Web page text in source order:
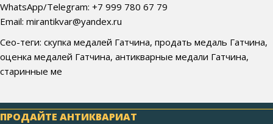
WhatsApp/Telegram: +7 999 780 67 79
Email: mirantikvar@yandex.ru
Сео-теги: скупка медалей Гатчина, продать медаль Гатчина,
оценка медалей Гатчина, антикварные медали Гатчина,
старинные ме
ПРОДАЙТЕ АНТИКВАРИАТ